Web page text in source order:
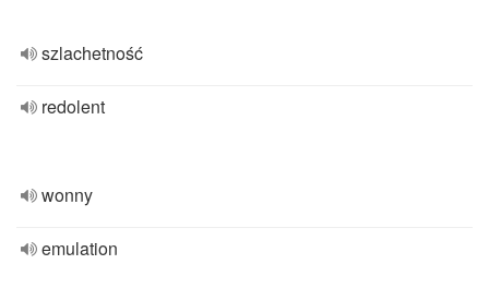
szlachetność
redolent
wonny
emulation